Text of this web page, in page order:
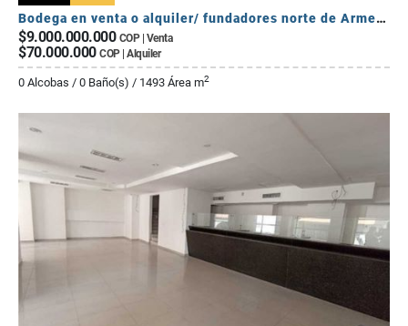
Bodega en venta o alquiler/ fundadores norte de Armenia Quindio
$9.000.000.000 COP | Venta
$70.000.000 COP | Alquiler
0 Alcobas / 0 Baño(s) / 1493 Área m2